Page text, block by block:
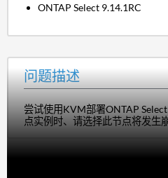
ONTAP Select 9.14.1RC
问题描述
尝试使用KVM部署ONTAP
点实例时、请选择此节点将发生